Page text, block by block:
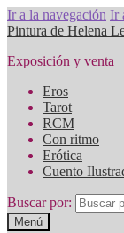
Ir a la navegación Ir
Pintura de Helena
Exposición y venta
Eros
Tarot
RCM
Con ritmo
Erótica
Cuento
Buscar por:
Menú